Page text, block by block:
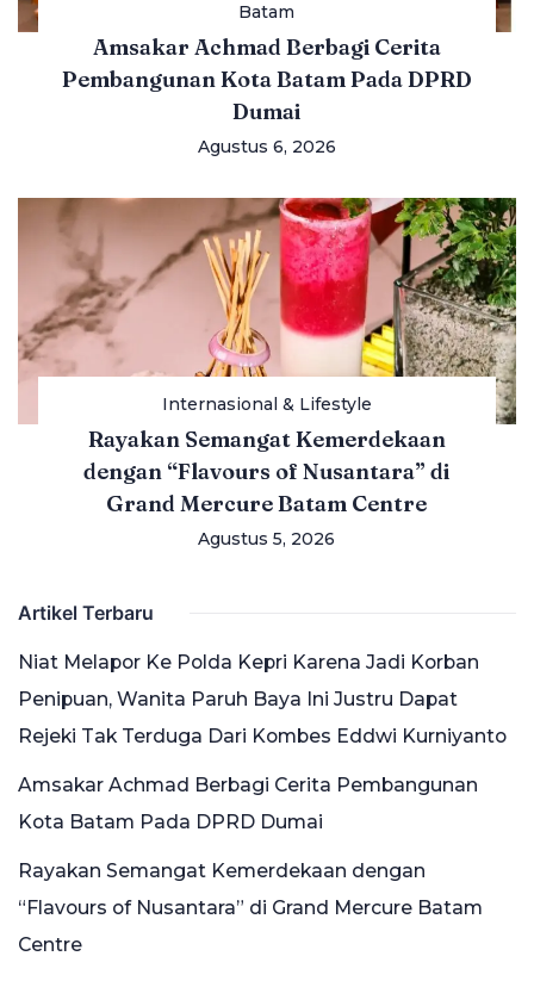
Batam
Amsakar Achmad Berbagi Cerita
Pembangunan Kota Batam Pada DPRD
Dumai
Agustus 6, 2026
Internasional & Lifestyle
Rayakan Semangat Kemerdekaan
dengan “Flavours of Nusantara” di
Grand Mercure Batam Centre
Agustus 5, 2026
Artikel Terbaru
Niat Melapor Ke Polda Kepri Karena Jadi Korban
Penipuan, Wanita Paruh Baya Ini Justru Dapat
Rejeki Tak Terduga Dari Kombes Eddwi Kurniyanto
Amsakar Achmad Berbagi Cerita Pembangunan
Kota Batam Pada DPRD Dumai
Rayakan Semangat Kemerdekaan dengan
“Flavours of Nusantara” di Grand Mercure Batam
Centre